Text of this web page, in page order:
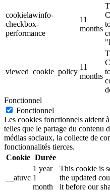
cookielawinfo-
checkbox-
performance
11
months
viewed_cookie_policy
11
months
Fonctionnel
Fonctionnel
Les cookies fonctionnels aident
telles que le partage du contenu
médias sociaux, la collecte de
fonctionnalités tierces.
Cookie Durée
__atuvc
1 year
1
month
This cookie is
the updated
it before our